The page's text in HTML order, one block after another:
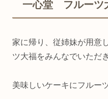
一心堂 フルーツ
家に帰り、従姉妹が用意
ツ大福をみんなでいただ
美味しいケーキにフルー